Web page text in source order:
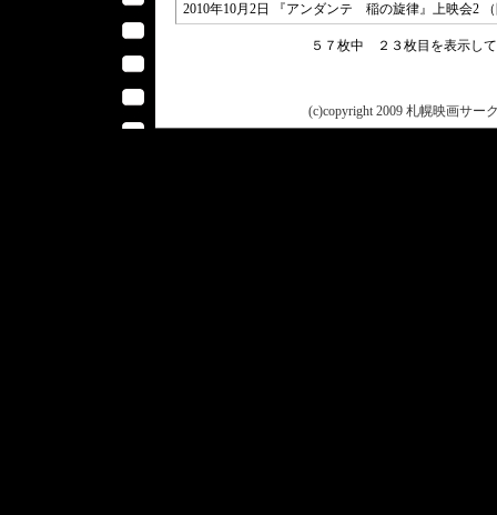
2010年10月2日 『アンダンテ 稲の旋律』上映会2
５７枚中 ２３枚目を表示し
(c)copyright 2009 札幌映画サー